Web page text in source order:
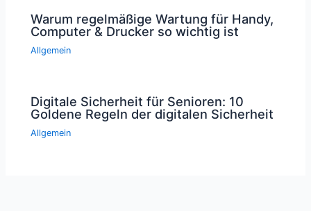
Warum regelmäßige Wartung für Handy,
Computer & Drucker so wichtig ist
Allgemein
Digitale Sicherheit für Senioren: 10
Goldene Regeln der digitalen Sicherheit
Allgemein